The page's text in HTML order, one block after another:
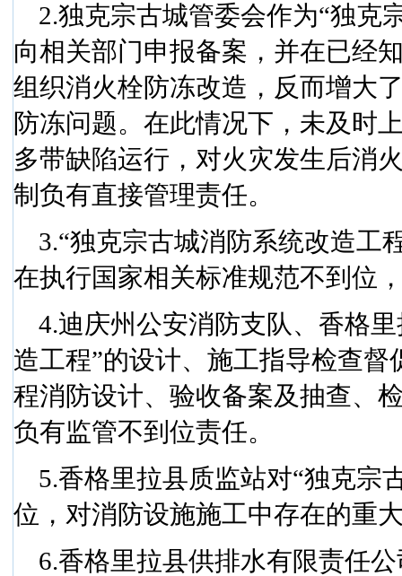
2.独克宗古城管委会作为“独克
向相关部门申报备案，并在已经
组织消火栓防冻改造，反而增大
防冻问题。在此情况下，未及时
多带缺陷运行，对火灾发生后消
制负有直接管理责任。
3.“独克宗古城消防系统改造工
在执行国家相关标准规范不到位
4.迪庆州公安消防支队、香格
造工程”的设计、施工指导检查
程消防设计、验收备案及抽查、
负有监管不到位责任。
5.香格里拉县质监站对“独克宗
位，对消防设施施工中存在的重
6.香格里拉县供排水有限责任